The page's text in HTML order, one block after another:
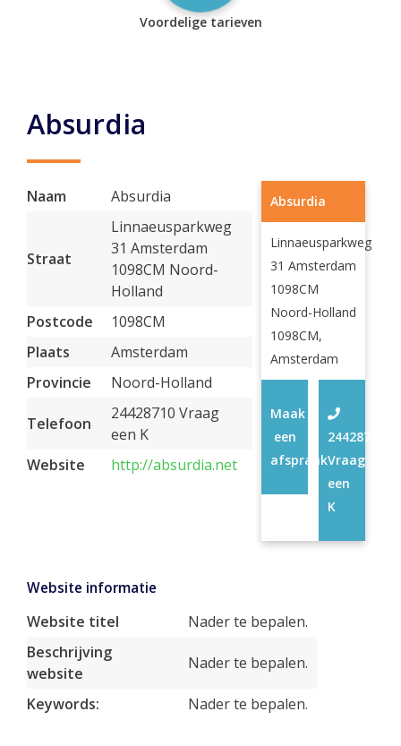
Voordelige tarieven
Absurdia
Naam Absurdia
Straat
Linnaeusparkweg
31 Amsterdam
1098CM Noord-
Holland
Postcode
1098CM
Plaats
Amsterdam
Provincie
Noord-Holland
Telefoon
24428710 Vraag
een K
Website
http://absurdia.net
Absurdia
Linnaeusparkweg
31 Amsterdam
1098CM
Noord-Holland
1098CM,
Amsterdam
24428710
Vraag
een
K
Maak
een
afspraak
Website informatie
Website titel
Nader te bepalen.
Beschrijving
website
Nader te bepalen.
Keywords: Nader te bepalen.